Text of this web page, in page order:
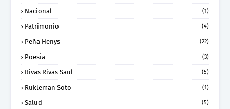
Nacional (1)
Patrimonio (4)
Peña Henys (22)
Poesia (3)
Rivas Rivas Saul (5)
Rukleman Soto (1)
Salud (5)